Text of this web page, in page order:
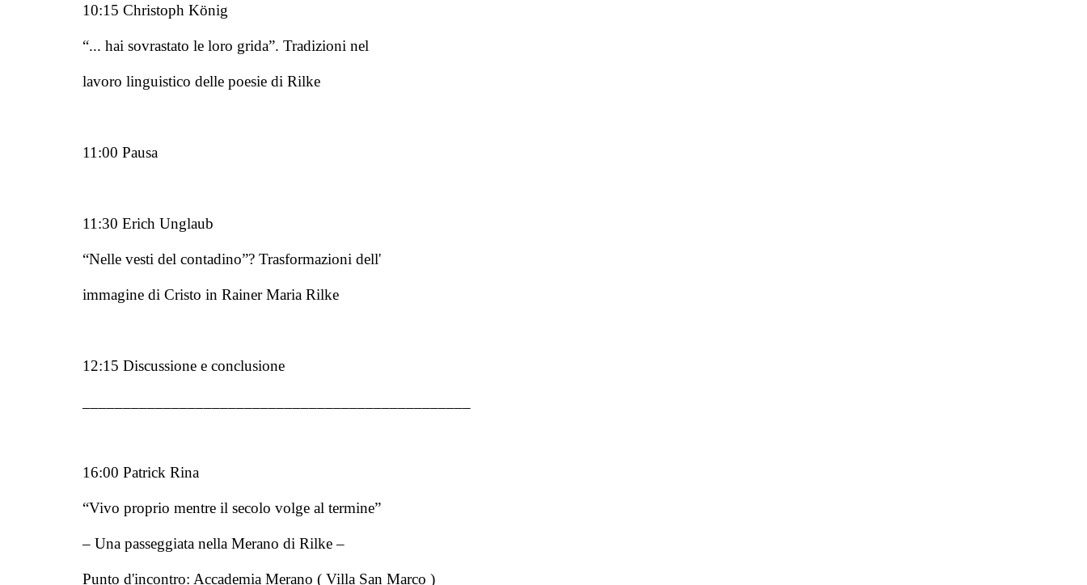
10:15 Christoph König
“... hai sovrastato le loro grida”. Tradizioni nel
lavoro linguistico delle poesie di Rilke
11:00 Pausa
11:30 Erich Unglaub
“Nelle vesti del contadino”? Trasformazioni dell'
immagine di Cristo in Rainer Maria Rilke
12:15 Discussione e conclusione
16:00 Patrick Rina
“Vivo proprio mentre il secolo volge al termine”
– Una passeggiata nella Merano di Rilke –
Punto d'incontro: Accademia Merano ( Villa San Marco )